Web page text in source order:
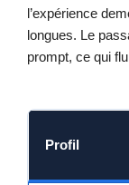
l’expérience
longues. Le
prompt, ce qui
Profil